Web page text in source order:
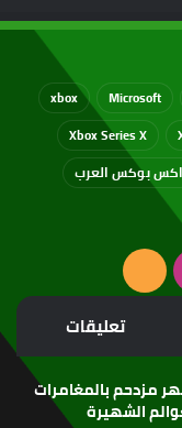
Microsoft
xbox
Xbox Series X
اكس بوكس العرب
انستقرامملخص
الموقع
RSS
تعليقات
أغسطس 2026: شهر مزدحم بالمغامرات
الشهيرة